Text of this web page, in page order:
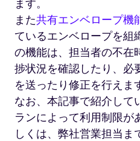
ます。
また共有エンベロープ機
ているエンベロープを組
の機能は、担当者の不在
捗状況を確認したり、必
を送ったり修正を行えま
なお、本記事で紹介して
ランによって利用制限が
しくは、弊社営業担当ま